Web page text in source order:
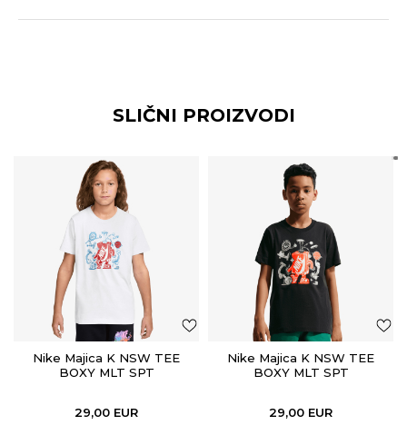
SLIČNI PROIZVODI
Nike Majica K NSW TEE
BOXY MLT SPT
29,00 EUR
Nike Majica K NSW TEE
BOXY MLT SPT
29,00 EUR